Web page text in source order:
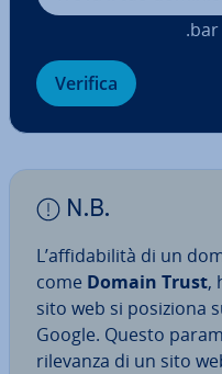
.bar
Verifica
N.B.
L’af­fi­da­bi­li­tà di un
come Domain Trust,
sito web si posiziona
Google. Questo
rilevanza di un sito